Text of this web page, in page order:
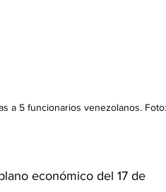
a 5 funcionarios venezolanos.
económico del 17 de